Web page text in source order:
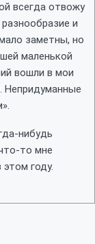
всегда отвожу
и
заметны, но
маленькой
вошли в мои
Непридуманные
нибудь
то мне
году.